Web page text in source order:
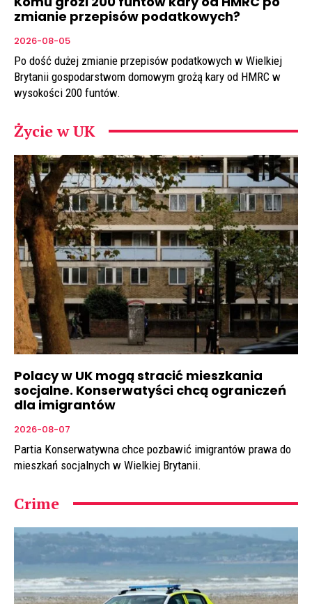
zmianie przepisów podatkowych?
2026-08-05
Po dość dużej zmianie przepisów podatkowych w Wielkiej
Brytanii gospodarstwom domowym grożą kary od HMRC w
wysokości 200 funtów.
Życie w UK
Polacy w UK mogą stracić mieszkania
socjalne. Konserwatyści chcą ograniczeń
dla imigrantów
2026-08-07
Partia Konserwatywna chce pozbawić imigrantów prawa do
mieszkań socjalnych w Wielkiej Brytanii.
Crime